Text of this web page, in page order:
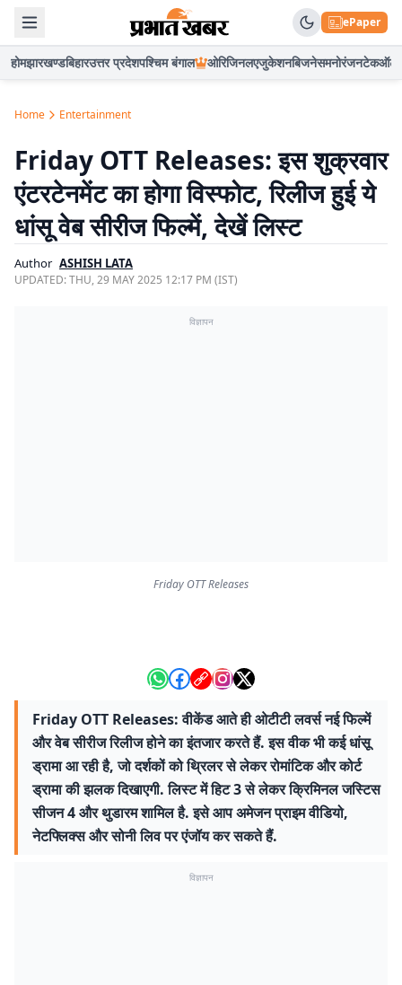
ePaper
होमझारखण्डबिहारउत्तर प्रदेशपश्चिम बंगाल ओरिजिनलएजुकेशनबिजनेसमनोरंजनटेकऑटो
Home Entertainment
Friday OTT Releases: इस शुक्रवार
एंटरटेनमेंट का होगा विस्फोट, रिलीज हुई ये
धांसू वेब सीरीज फिल्में, देखें लिस्ट
Author ASHISH LATA
UPDATED:THU, 29 MAY 2025 12:17 PM (IST)
विज्ञापन
Friday OTT Releases
Friday OTT Releases: वीकेंड आते ही ओटीटी लवर्स नई फिल्में
और वेब सीरीज रिलीज होने का इंतजार करते हैं. इस वीक भी कई धांसू
ड्रामा आ रही है, जो दर्शकों को थ्रिलर से लेकर रोमांटिक और कोर्ट
ड्रामा की झलक दिखाएगी. लिस्ट में हिट 3 से लेकर क्रिमिनल जस्टिस
सीजन 4 और थुडारम शामिल है. इसे आप अमेजन प्राइम वीडियो,
नेटफ्लिक्स और सोनी लिव पर एंजॉय कर सकते हैं.
विज्ञापन